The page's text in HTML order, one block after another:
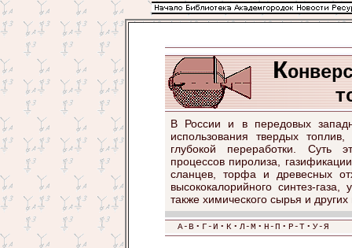
К
В России и в передовых
использования твердых
глубокой переработки. Суть
процессов пиролиза,
сланцев, торфа и древесных
высококалорийного синтез-
также химического сырья и других
А-В • Г-И • К • Л-М • Н-П • Р-Т• У-Я